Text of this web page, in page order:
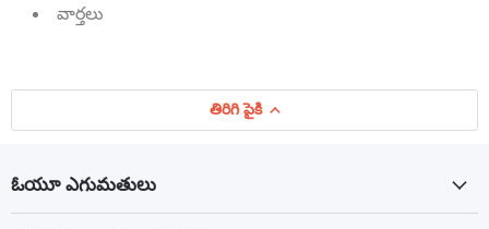
వార్తలు
తిరిగి పైకి
ఓయూ ఎగుమతులు